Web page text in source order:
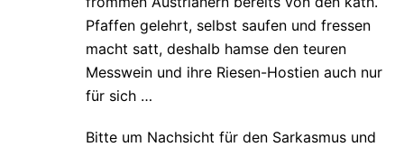
Pfaffen gelehrt, selbst saufen und fressen
macht satt, deshalb hamse den teuren
Messwein und ihre Riesen-Hostien auch nur
für sich …
Bitte um Nachsicht für den Sarkasmus und